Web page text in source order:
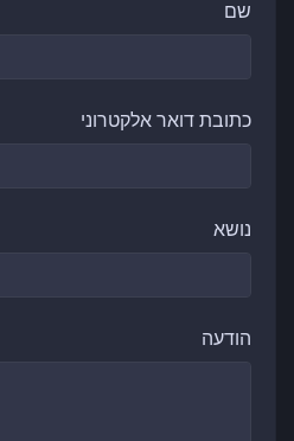
שם
כתובת דואר אלקטרוני
נושא
הודעה